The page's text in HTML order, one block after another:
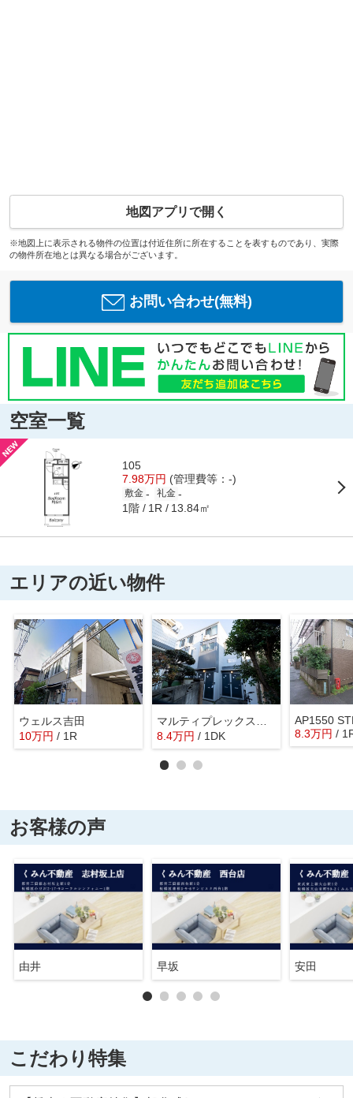
地図アプリで開く
※地図上に表示される物件の位置は付近住所に所在することを表すものであり、実際
の物件所在地とは異なる場合がございます。
お問い合わせ(無料)
空室一覧
105
7.98万円 (管理費等：-)
敷金 - 礼金 -
1階 1R 13.84㎡
エリアの近い物件
ウェルス吉田
10万円 / 1R
マルティプレックス要町
8.4万円 / 1DK
AP1550
8.3万円 /
お客様の声
由井 早坂 安田
こだわり特集